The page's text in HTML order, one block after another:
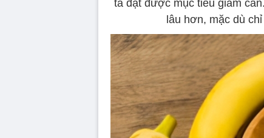
ta đạt được mục tiêu giảm
lâu hơn, mặc dù